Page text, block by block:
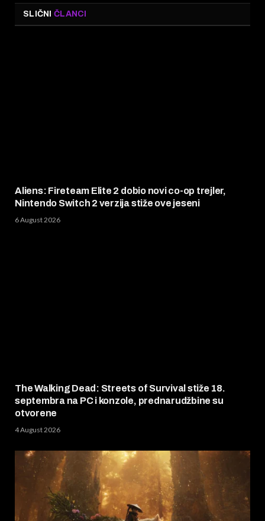
SLIČNI ČLANCI
Aliens: Fireteam Elite 2 dobio novi co-op trejler,
Nintendo Switch 2 verzija stiže ove jeseni
6 August 2026
The Walking Dead: Streets of Survival stiže 18.
septembra na PC i konzole, prednarudžbine su
otvorene
4 August 2026